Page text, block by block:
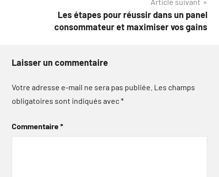
Les étapes pour réussir dans un panel
consommateur et maximiser vos gains
Laisser un commentaire
Votre adresse e-mail ne sera pas publiée. Les champs
obligatoires sont indiqués avec*
Commentaire*